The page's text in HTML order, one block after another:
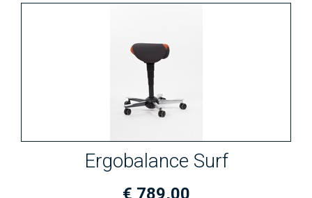
Ergobalance Surf
€ 789,00